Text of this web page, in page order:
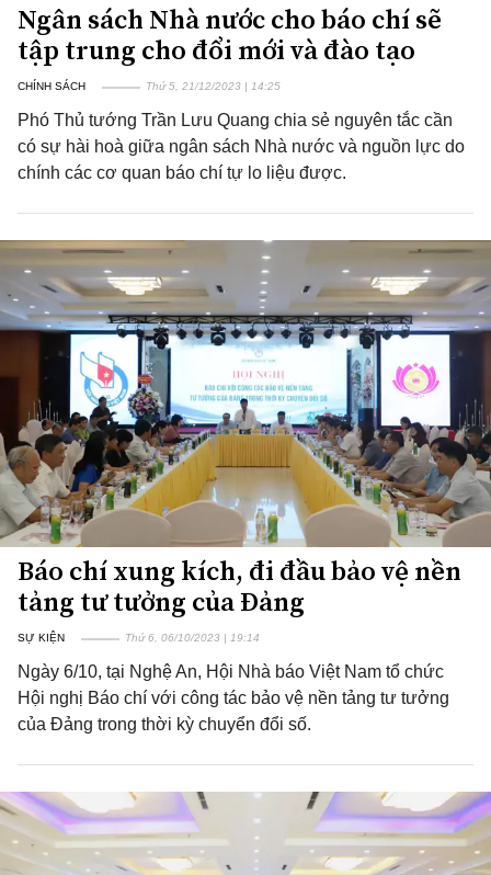
Ngân sách Nhà nước cho báo chí sẽ
tập trung cho đổi mới và đào tạo
CHÍNH SÁCH Thứ 5, 21/12/2023 | 14:25
Phó Thủ tướng Trần Lưu Quang chia sẻ nguyên tắc cần
có sự hài hoà giữa ngân sách Nhà nước và nguồn lực do
chính các cơ quan báo chí tự lo liệu được.
Báo chí xung kích, đi đầu bảo vệ nền
tảng tư tưởng của Đảng
SỰ KIỆN Thứ 6, 06/10/2023 | 19:14
Ngày 6/10, tại Nghệ An, Hội Nhà báo Việt Nam tổ chức
Hội nghị Báo chí với công tác bảo vệ nền tảng tư tưởng
của Đảng trong thời kỳ chuyển đổi số.